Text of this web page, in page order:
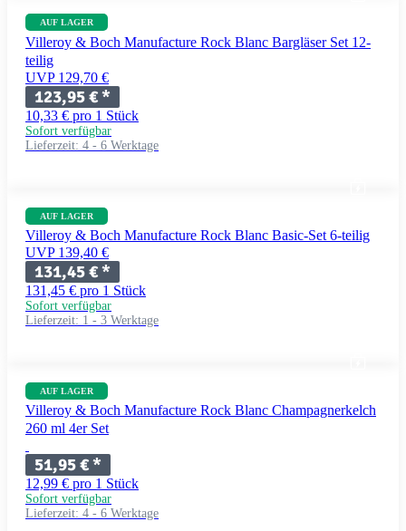
AUF LAGER
Villeroy & Boch Manufacture Rock Blanc Bargläser Set 12-
teilig
UVP 129,70 €
123,95 €*
10,33 € pro 1 Stück
Sofort verfügbar
Lieferzeit: 4 - 6 Werktage
AUF LAGER
Villeroy & Boch Manufacture Rock Blanc Basic-Set 6-teilig
UVP 139,40 €
131,45 €*
131,45 € pro 1 Stück
Sofort verfügbar
Lieferzeit: 1 - 3 Werktage
AUF LAGER
Villeroy & Boch Manufacture Rock Blanc Champagnerkelch
260 ml 4er Set
51,95 €*
12,99 € pro 1 Stück
Sofort verfügbar
Lieferzeit: 4 - 6 Werktage